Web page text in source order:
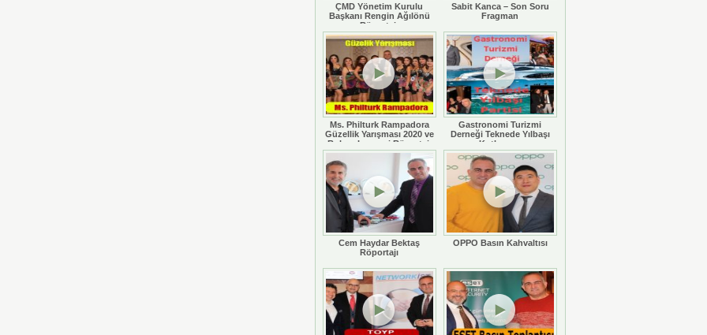
ÇMD Yönetim Kurulu
Başkanı Rengin Ağılönü
Röportajı
Sabit Kanca – Son Soru
Fragman
Ms. Philturk Rampadora
Güzellik Yarışması 2020 ve
Rohan Legaspi Röportajı
Gastronomi Turizmi
Derneği Teknede Yılbaşı
Kutlaması
Cem Haydar Bektaş
Röportajı
OPPO Basın Kahvaltısı